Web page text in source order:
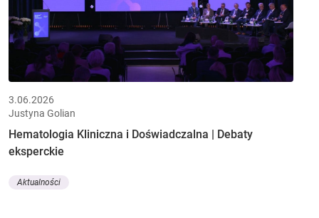
3.06.2026
Justyna Golian
Hematologia Kliniczna i Doświadczalna | Debaty
eksperckie
Aktualności